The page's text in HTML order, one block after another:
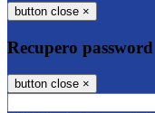
button close ×
Recupero password
button close ×